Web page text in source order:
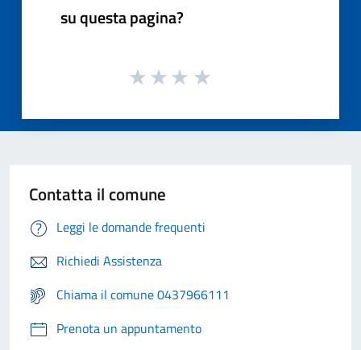
su questa pagina?
Contatta il comune
Leggi le domande frequenti
Richiedi Assistenza
Chiama il comune 0437966111
Prenota un appuntamento